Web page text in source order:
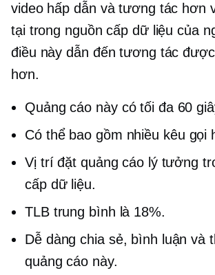
video hấp dẫn và tương tác hơn
tại trong nguồn cấp dữ liệu của
điều này dẫn đến tương tác
hơn.
Quảng cáo này có tối đa 60
Có thể bao gồm nhiều kêu gọi
Vị trí đặt quảng cáo lý tưởng
cấp dữ liệu.
TLB trung bình là 18%.
Dễ dàng chia sẻ, bình luận và
quảng cáo này.